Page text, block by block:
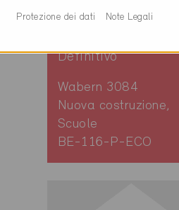
Definitivo
Wabern 3084
Nuova costruzione,
Scuole
BE-116-P-ECO
Protezione dei dati Note Legali